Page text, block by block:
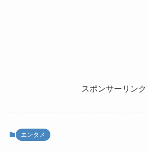
スポンサーリンク
エンタメ